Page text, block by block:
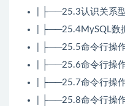
| ├──25.3认识关系
| ├──25.4MySQL数
| ├──25.5命令行操
| ├──25.6命令行操
| ├──25.7命令行操
| ├──25.8命令行操